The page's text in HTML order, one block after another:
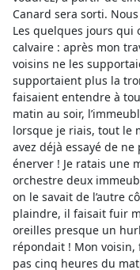
Canard sera sorti.
Les quelques jours
calvaire : après mon
voisins ne les
supportaient plus la
faisaient entendre à
matin au soir,
lorsque je riais, tout le
avez déjà essayé de
énerver ! Je ratais une
orchestre deux
on le savait de l’autre
plaindre, il faisait fuir
oreilles presque un
répondait ! Mon voisin,
pas cinq heures du